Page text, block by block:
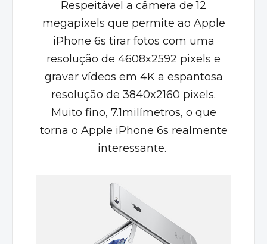
Respeitável a câmera de 12
megapixels que permite ao Apple
iPhone 6s tirar fotos com uma
resolução de 4608x2592 pixels e
gravar vídeos em 4K a espantosa
resolução de 3840x2160 pixels.
Muito fino, 7.1milímetros, o que
torna o Apple iPhone 6s realmente
interessante.